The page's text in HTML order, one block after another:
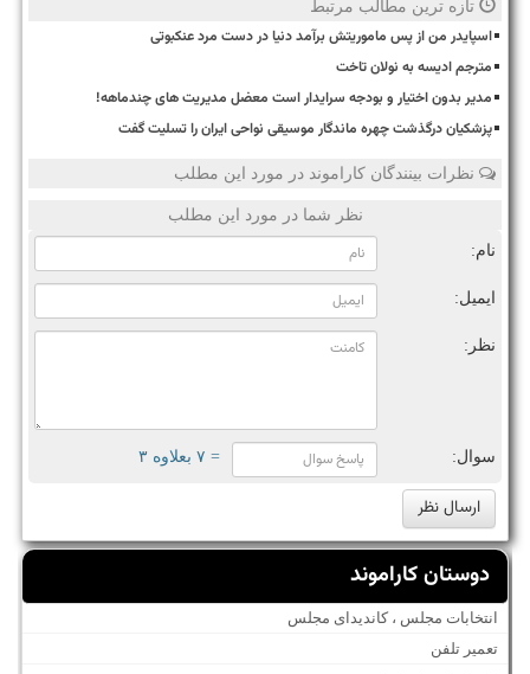
تازه ترین مطالب مرتبط
اسپایدر من از پس ماموریتش برآمد دنیا در دست مرد عنکبوتی
مترجم ادیسه به نولان تاخت
مدیر بدون اختیار و بودجه سرایدار است معضل مدیریت های چندماهه!
پزشکیان درگذشت چهره ماندگار موسیقی نواحی ایران را تسلیت گفت
نظرات بینندگان کاراموند در مورد این مطلب
نظر شما در مورد این مطلب
نام:
ایمیل:
نظر:
سوال: = ۷ بعلاوه ۳
دوستان کاراموند
انتخابات مجلس ، کاندیدای مجلس
تعمیر تلفن